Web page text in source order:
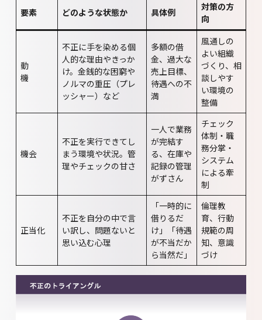
要素 どのような状態か 具体例
対策の方
向
動
機
不正に手を染める個
人的な理由やきっか
け。金銭的な困窮や
ノルマの重圧（プレ
ッシャー）など
多額の借
金、過大な
売上目標、
待遇への不
満
風通しの
よい組織
づくり、相
談しやす
い環境の
整備
機会
不正を実行できてし
まう環境や状況。管
理やチェックの甘さ
一人で業務
が完結す
る、在庫や
記録の管理
がずさん
チェック
体制・職
務分掌・
システム
による牽
制
正当化
不正を自分の中で言
い訳し、問題ないと
思い込む心理
「一時的に
借りるだ
け」「待遇
が不当だか
ら当然だ」
倫理教
育、行動
規範の周
知、意識
づけ